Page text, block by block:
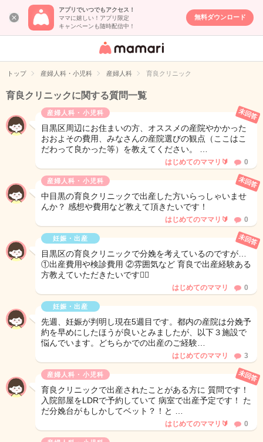
アプリでいつでもアクセス！
ママに嬉しい！アプリ限定
キャンペーンも随時配信中！
無料ダウンロード
女性専用匿名QA
イト
トップ 産婦人科・小児科 産婦人科 育良クリニック
育良クリニックに関する質問一覧
産婦人科・小児科
目黒区周辺にお住まいの方、オススメの産院やかかった
おおよその費用、みなさんの産院選びの観点（ここはこ
だわって良かった等）を教えてください。 …
未回答
はじめてのママリ🔰 0
産婦人科・小児科
中目黒の育良クリニックで出産した方いらっしゃいませ
んか？ 感想や費用など教えて頂きたいです！
未回答
はじめてのママリ🔰 0
妊娠・出産
目黒区の育良クリニックで分娩を考えているのですが…
①出産費用や検診費用 ②雰囲気など 育良で出産経験ある
方教えていただきたいです🙇‍♀️
未回答
はじめてのママリ 0
妊娠・出産
先週、妊娠が判明し現在5週目です。都内の産院は分娩予
約を早めにしたほうが良いとみましたが、以下３施設で
悩んでいます。どちらかでの出産のご経験…
はじめてのママリ 3
産婦人科・小児科
育良クリニックで出産されたことがある方に 質問です！
入院部屋をLDRで予約していて 病室で出産予定です！ た
だ分娩台がもしかしてベット？！と …
未回答
はじめてのママリ🔰 0